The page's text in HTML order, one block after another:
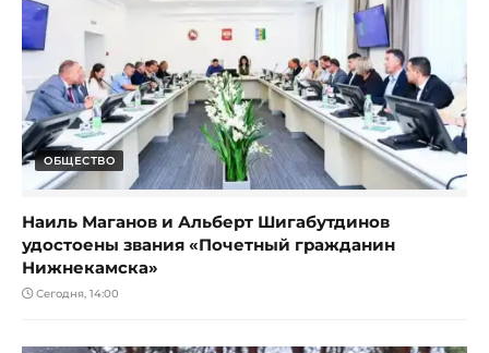
ОБЩЕСТВО
Наиль Маганов и Альберт Шигабутдинов
удостоены звания «Почетный гражданин
Нижнекамска»
Сегодня, 14:00